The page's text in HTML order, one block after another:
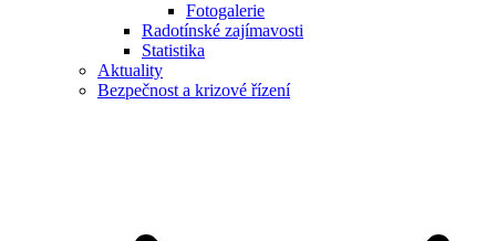
Fotogalerie
Radotínské zajímavosti
Statistika
Aktuality
Bezpečnost a krizové řízení